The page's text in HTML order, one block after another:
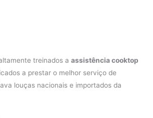
treinados aassistência cooktop
a prestar o melhor serviço de
louças nacionais e importados da